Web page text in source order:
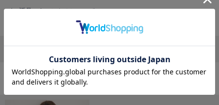
返品・キャンセルについて
おすすめ商品